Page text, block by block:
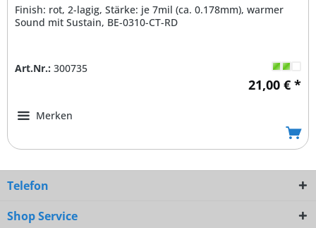
Finish: rot, 2-lagig, Stärke: je 7mil (ca. 0.178mm), warmer
Sound mit Sustain, BE-0310-CT-RD
Art.Nr.: 300735
21,00 € *
Merken
Telefon
Shop Service